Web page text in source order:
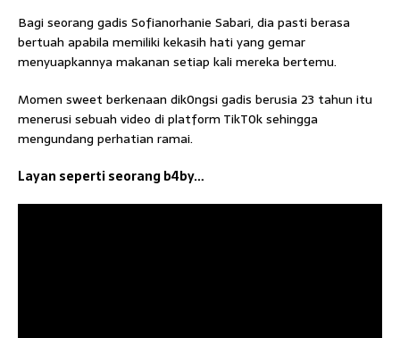
Bagi seorang gadis Sofianorhanie Sabari, dia pasti berasa
bertuah apabila memiliki kekasih hati yang gemar
menyuapkannya makanan setiap kali mereka bertemu.
Momen sweet berkenaan dik0ngsi gadis berusia 23 tahun itu
menerusi sebuah video di platform TikT0k sehingga
mengundang perhatian ramai.
Layan seperti seorang b4by…